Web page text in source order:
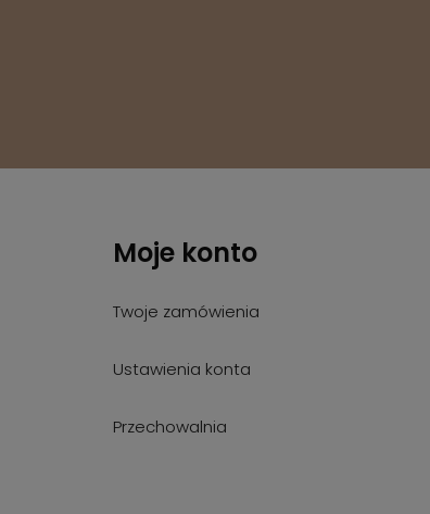
Moje konto
Twoje zamówienia
Ustawienia konta
Przechowalnia